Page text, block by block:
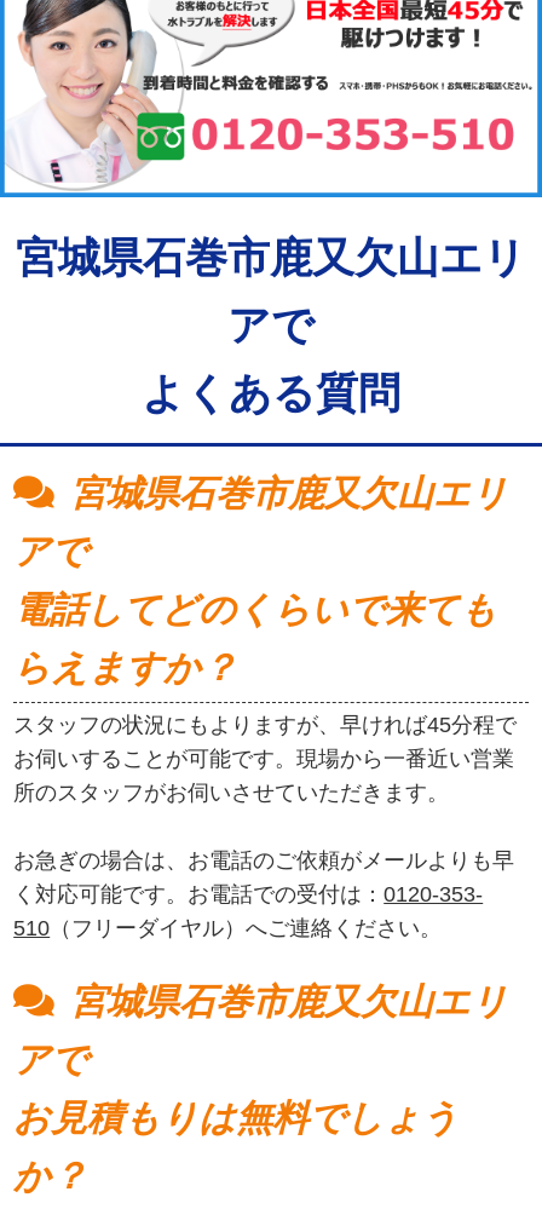
宮城県石巻市鹿又欠山エリ
アで
よくある質問
宮城県石巻市鹿又欠山エリ
アで
電話してどのくらいで来ても
らえますか？
スタッフの状況にもよりますが、早ければ45分程で
お伺いすることが可能です。現場から一番近い営業
所のスタッフがお伺いさせていただきます。
お急ぎの場合は、お電話のご依頼がメールよりも早
く対応可能です。お電話での受付は：0120-353-
510 （フリーダイヤル）へご連絡ください。
宮城県石巻市鹿又欠山エリ
アで
お見積もりは無料でしょう
か？